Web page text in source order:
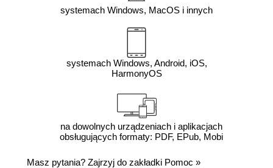
systemach Windows, MacOS i innych
systemach Windows, Android, iOS,
HarmonyOS
na dowolnych urządzeniach i aplikacjach
obsługujących formaty: PDF, EPub, Mobi
Masz pytania? Zajrzyj do zakładki Pomoc »